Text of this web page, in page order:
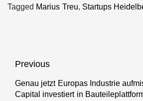
Tagged Marius Treu, Startups
Beitragsnavigation
Previous
Previous
post:
Genau jetzt Europas Industrie
Capital investiert in